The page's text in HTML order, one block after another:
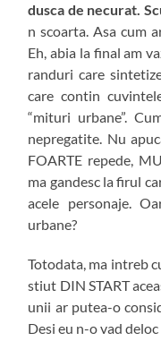
dusca de necurat.
n scoarta. Asa cum
Eh, abia la final am
randuri care
care contin
“mituri urbane”.
nepregatite. Nu
FOARTE repede,
ma gandesc la firul
acele personaje.
urbane?
Totodata, ma intreb
stiut DIN START
unii ar putea-o
Desi eu n-o vad